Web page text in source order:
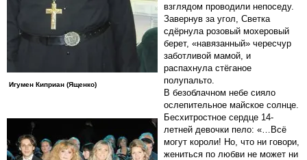
Игумен Киприан (Ященко)
взглядом проводили непоседу.
Завернув за угол, Светка
сдёрнула розовый мохеровый
берет, «навязанный» чересчур
заботливой мамой, и
распахнула стёганое
полупальто.
В безоблачном небе сияло
ослепительное майское солнце.
Бесхитростное сердце 14-
летней девочки пело: «…Всё
могут короли! Но, что ни говори,
жениться по любви не может ни